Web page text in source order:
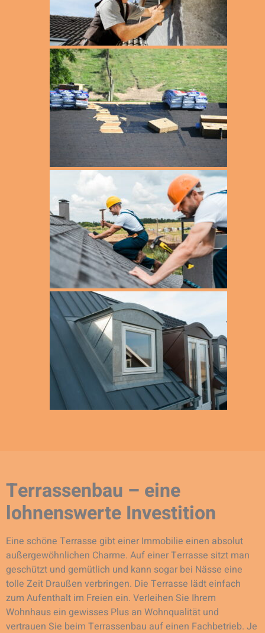
Terrassenbau – eine
lohnenswerte Investition
Eine schöne Terrasse gibt einer Immobilie einen absolut
außergewöhnlichen Charme. Auf einer Terrasse sitzt man
geschützt und gemütlich und kann sogar bei Nässe eine
tolle Zeit Draußen verbringen. Die Terrasse lädt einfach
zum Aufenthalt im Freien ein. Verleihen Sie Ihrem
Wohnhaus ein gewisses Plus an Wohnqualität und
vertrauen Sie beim Terrassenbau auf einen Fachbetrieb. Je